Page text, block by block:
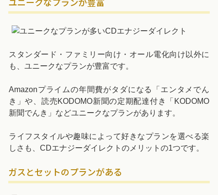
ユニークなプランが豊富
スタンダード・ファミリー向け・オール電化向け以外に
も、ユニークなプランが豊富です。
Amazonプライムの年間費がタダになる「エンタメでん
き」や、読売KODOMO新聞の定期配達付き「KODOMO
新聞でんき」などユニークなプランがあります。
ライフスタイルや趣味によって好きなプランを選べる楽
しさも、CDエナジーダイレクトのメリットの1つです。
ガスとセットのプランがある